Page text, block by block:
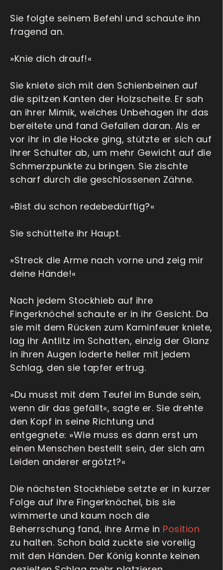
Sie folgte seinem Befehl und schaute ihn
fragend an.
»Knie dich drauf!«
Sie kniete sich mit den Schienbeinen auf
die spitzen Kanten der Holzscheite. Er sah
an ihrer Mimik, welches Unbehagen ihr das
bereitete und fand Gefallen daran. Als er
vor ihr in die Hocke ging, stützte er sich auf
ihrer Schulter ab, um mehr Gewicht auf die
Schmerzpunkte zu bringen. Sie zischte
scharf durch die geschlossenen Zähne.
»Bist du schon redebedürftig?«
Sie schüttelte ihr Haupt.
»Streck die Arme nach vorne und zeig mir
deine Hände!«
Nach jedem Stockhieb auf ihre
Fingerknöchel schaute er in ihr Gesicht. Da
sie mit dem Rücken zum Kaminfeuer kniete,
lag ihr Antlitz im Schatten, einzig der Glanz
in ihren Augen loderte heller mit jedem
Schlag, den sie tapfer ertrug.
»Du musst mit dem Teufel im Bunde sein,
wenn dir das gefällt«, sagte er. Sie drehte
den Kopf in seine Richtung und
entgegnete: »Wie muss es dann erst um
einen Menschen bestellt sein, der sich am
Leiden anderer ergötzt?«
Die nächsten Stockhiebe setzte er in kurzer
Folge auf ihre Fingerknöchel, bis sie
wimmerte und kaum noch die
Beherrschung fand, ihre Arme in Position
zu halten. Schon bald zuckte sie voreilig
mit den Händen. Der König konnte keinen